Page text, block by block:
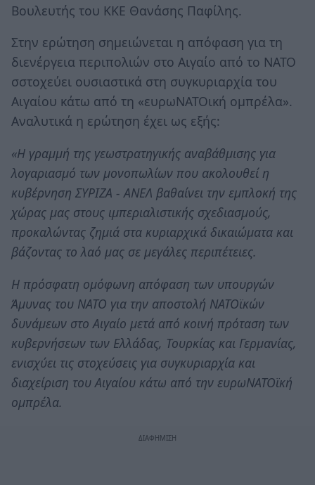
Βουλευτής του ΚΚΕ Θανάσης Παφίλης.
Στην ερώτηση σημειώνεται η απόφαση για τη
διενέργεια περιπολιών στο Αιγαίο από το ΝΑΤΟ
σστοχεύει ουσιαστικά στη συγκυριαρχία του
Αιγαίου κάτω από τη «ευρωΝΑΤΟική ομπρέλα».
Αναλυτικά η ερώτηση έχει ως εξής:
«Η γραμμή της γεωστρατηγικής αναβάθμισης για
λογαριασμό των μονοπωλίων που ακολουθεί η
κυβέρνηση ΣΥΡΙΖΑ - ΑΝΕΛ βαθαίνει την εμπλοκή της
χώρας μας στους ιμπεριαλιστικής σχεδιασμούς,
προκαλώντας ζημιά στα κυριαρχικά δικαιώματα και
βάζοντας το λαό μας σε μεγάλες περιπέτειες.
Η πρόσφατη ομόφωνη απόφαση των υπουργών
Άμυνας του ΝΑΤΟ για την αποστολή ΝΑΤΟϊκών
δυνάμεων στο Αιγαίο μετά από κοινή πρόταση των
κυβερνήσεων των Ελλάδας, Τουρκίας και Γερμανίας,
ενισχύει τις στοχεύσεις για συγκυριαρχία και
διαχείριση του Αιγαίου κάτω από την ευρωΝΑΤΟϊκή
ομπρέλα.